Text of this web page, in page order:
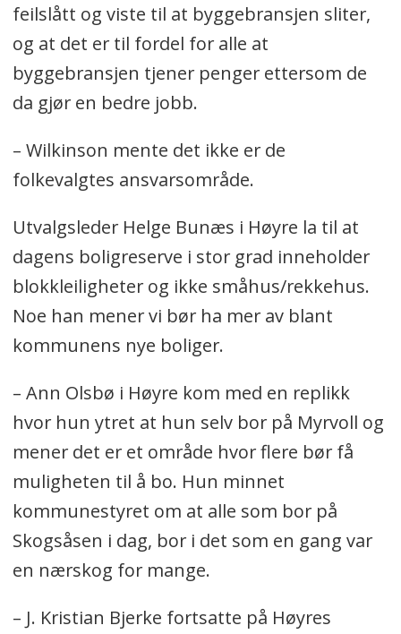
feilslått og viste til at byggebransjen sliter,
og at det er til fordel for alle at
byggebransjen tjener penger ettersom de
da gjør en bedre jobb.
– Wilkinson mente det ikke er de
folkevalgtes ansvarsområde.
Utvalgsleder Helge Bunæs i Høyre la til at
dagens boligreserve i stor grad inneholder
blokkleiligheter og ikke småhus/rekkehus.
Noe han mener vi bør ha mer av blant
kommunens nye boliger.
– Ann Olsbø i Høyre kom med en replikk
hvor hun ytret at hun selv bor på Myrvoll og
mener det er et område hvor flere bør få
muligheten til å bo. Hun minnet
kommunestyret om at alle som bor på
Skogsåsen i dag, bor i det som en gang var
en nærskog for mange.
– J. Kristian Bjerke fortsatte på Høyres